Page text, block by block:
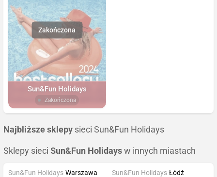
Sun&Fun Holidays
Zakończona
Najbliższe sklepy sieci Sun&Fun Holidays
Sklepy sieci Sun&Fun Holidays w innych miastach
Sun&Fun Holidays Warszawa
Sun&Fun Holidays Łódź